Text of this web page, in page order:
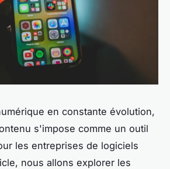
en constante évolution,
s'impose comme un outil
les entreprises de logiciels
nous allons explorer les